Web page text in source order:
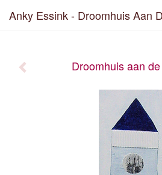
Droomhuis aan